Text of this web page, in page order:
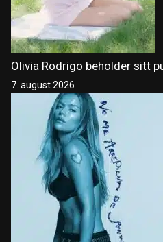
Olivia Rodrigo beholder sitt
7. august 2026